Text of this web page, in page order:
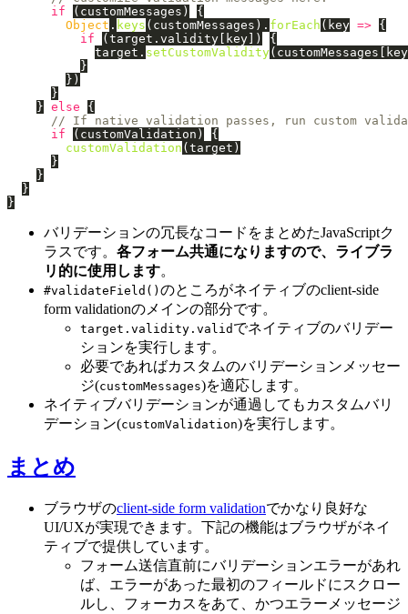
if
( customMessages )
{
Object . keys ( customMessages ). forEach ( key => {
if
( target . validity key ])
{
target . setCustomValidity( customMessages
key
}
})
}
} else
{
// If native validation passes, run custom
if
( customValidation )
{
customValidation ( target )
}
}
}
}
バリデーションの冗長なコードをまとめたJavaScriptク
ラスです。 各フォーム共通になりますので、ライブラ
リ的に使用します。
#validateField() のところがネイティブのclient-side
form validationのメインの部分です。
target.validity.valid でネイティブのバリデー
ションを実行します。
必要であればカスタムのバリデーションメッセー
ジ(customMessages)を適応します。
ネイティブバリデーションが通過してもカスタムバリ
デーション(customValidation)を実行します。
まとめ
ブラウザのclient-side form validationでかなり良好な
UI/UXが実現できます。下記の機能はブラウザがネイ
ティブで提供しています。
フォーム送信直前にバリデーションエラーがあれ
ば、エラーがあった最初のフィールドにスクロー
ルし、フォーカスをあて、かつエラーメッセージ